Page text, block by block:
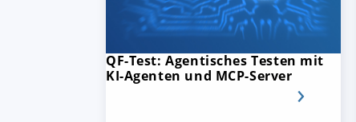
QF-Test: Agentisches Testen mit
KI-Agenten und MCP-Server